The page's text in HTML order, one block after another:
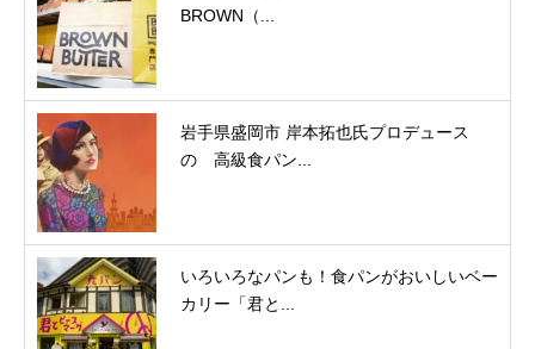
BROWN（...
岩手県盛岡市 岸本拓也氏プロデュース
の 高級食パン...
いろいろなパンも！食パンがおいしいベー
カリー「君と...